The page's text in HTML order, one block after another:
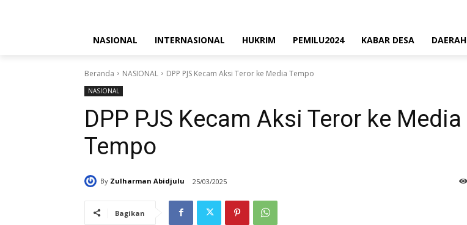
NASIONAL INTERNASIONAL HUKRIM PEMILU2024 KABAR DESA DAERAH
Beranda NASIONAL DPP PJS Kecam Aksi Teror ke Media Tempo
NASIONAL
DPP PJS Kecam Aksi Teror ke Media
Tempo
By Zulharman Abidjulu 25/03/2025
Bagikan